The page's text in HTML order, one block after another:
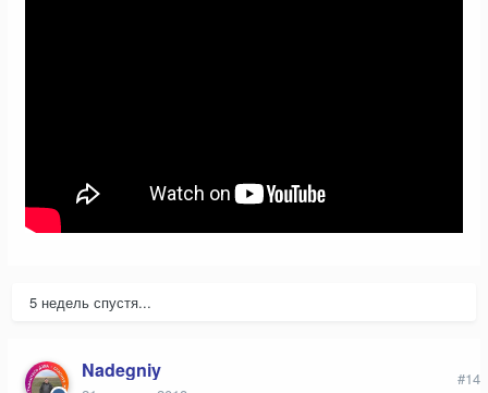
5 недель спустя...
Nadegniy #14